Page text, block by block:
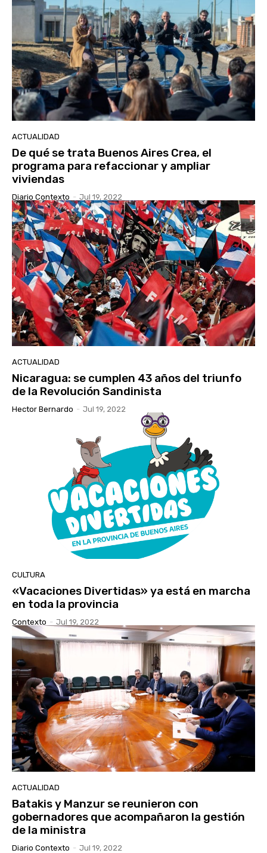
ACTUALIDAD
De qué se trata Buenos Aires Crea, el
programa para refaccionar y ampliar
viviendas
Diario Contexto - Jul 19, 2022
ACTUALIDAD
Nicaragua: se cumplen 43 años del triunfo
de la Revolución Sandinista
Hector Bernardo - Jul 19, 2022
CULTURA
«Vacaciones Divertidas» ya está en marcha
en toda la provincia
Contexto - Jul 19, 2022
ACTUALIDAD
Batakis y Manzur se reunieron con
gobernadores que acompañaron la gestión
de la ministra
Diario Contexto - Jul 19, 2022